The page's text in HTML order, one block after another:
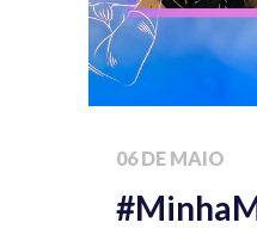
06 DE MAIO